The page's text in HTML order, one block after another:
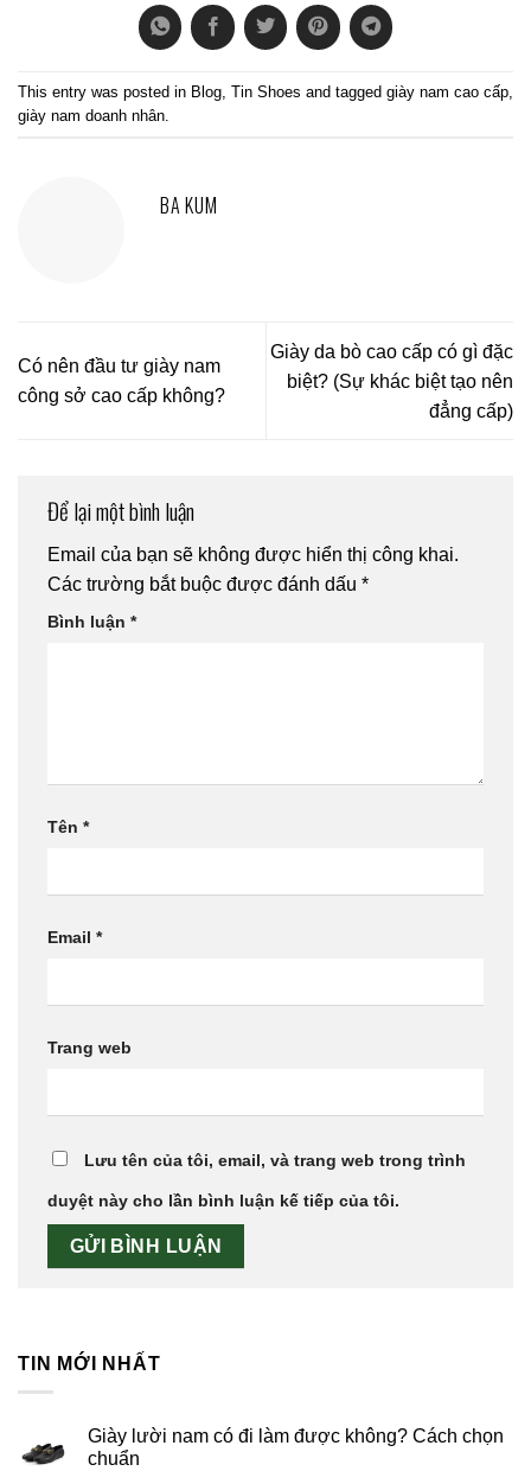
This entry was posted in Blog Tin Shoes and tagged giày nam cao cấp
giày nam doanh nhân
BA KUM
Có nên đầu tư giày nam
công sở cao cấp không?
Giày da bò cao cấp có gì đặc
biệt? (Sự khác biệt tạo nên
đẳng cấp)
Để lại một bình luận
Email của bạn sẽ không được hiển thị công khai.
Các trường bắt buộc được đánh dấu *
Bình luận *
Tên *
Email *
Trang web
Lưu tên của tôi, email, và trang web trong trình
duyệt này cho lần bình luận kế tiếp của tôi.
TIN MỚI NHẤT
Giày lười nam có đi làm được không? Cách chọn
chuẩn